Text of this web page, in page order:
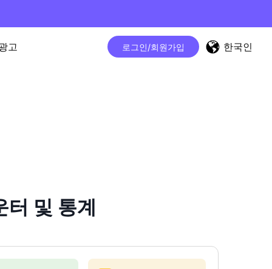
고 로그인/회원가입 한국인
및 통계